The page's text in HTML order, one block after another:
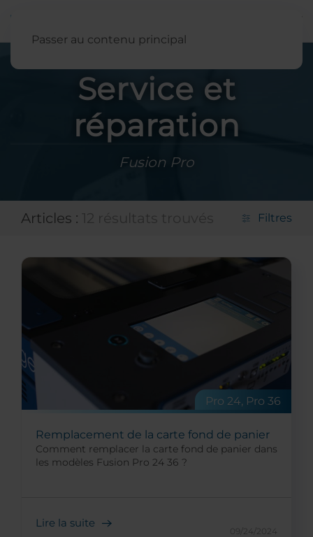
Passer au contenu principal
Service et
réparation
Fusion Pro
Articles : Filtres
Pro 24, Pro 36
Remplacement de la carte fond de panier
Comment remplacer la carte fond de panier dans
les modèles Fusion Pro 24 36 ?
Lire la suite
09/24/2024